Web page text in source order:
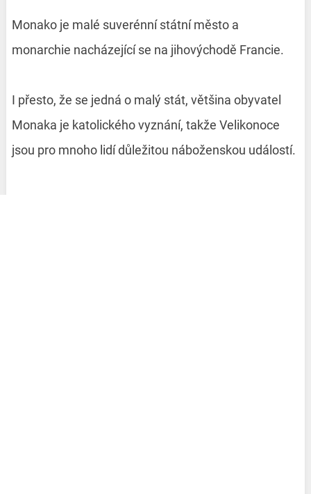
Monako je malé suverénní státní město a
monarchie nacházející se na jihovýchodě Francie.
I přesto, že se jedná o malý stát, většina obyvatel
Monaka je katolického vyznání, takže Velikonoce
jsou pro mnoho lidí důležitou náboženskou událostí.